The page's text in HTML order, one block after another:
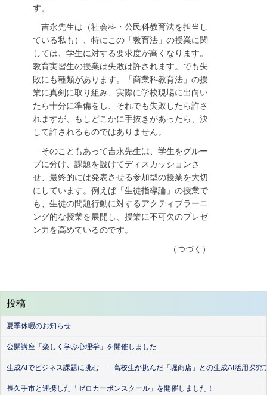
す。
吉永先生は（社会科・公民科教育法を担当し
ている私も）、特にこの「教育法」の授業に関
しては、学生に対する要求度が高くなります。
教育実習生の授業は失敗は許されます。でも失
敗にも種類があります。「商業科教育法」の授
業に真剣に取り組み、実際に学校現場に出向い
たら十分に準備をし、それでも失敗したら許さ
れますが、もしどこかに手抜きがあったら、決
して許されるものではありません。
そのこともあって吉永先生は、学生をグルー
プに分け、課題を設けてディスカッションさ
せ、最終的には発表させる参加型の授業を大切
にしています。例えば「生徒指導論」の授業で
も、生徒の問題行動に対するアクティブラーニ
ング的な授業を展開し、授業に不可欠のプレゼ
ン力を高めているのです。
（つづく）
投稿
夏季休暇のお知らせ
公開講座「楽しく学ぶ心理学」を開催しました
生成AIでビジネス課題に挑む ―高校生が挑んだ「堀商店」との生成AI活用探究
長久手市と連携した「ゼロカーボンスクール」を開催しました！